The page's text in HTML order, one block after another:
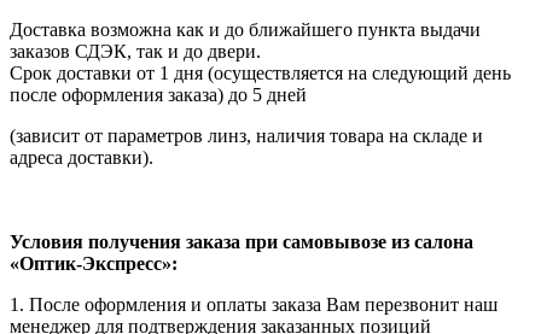
Доставка возможна как и до ближайшего пункта выдачи
заказов СДЭК, так и до двери.
Срок доставки от 1 дня (осуществляется на следующий день
после оформления заказа) до 5 дней
(зависит от параметров линз, наличия товара на складе и
адреса доставки).
Условия получения заказа при самовывозе из салона
«Оптик-Экспресс»:
1. После оформления и оплаты заказа Вам перезвонит наш
менеджер для подтверждения заказанных позиций